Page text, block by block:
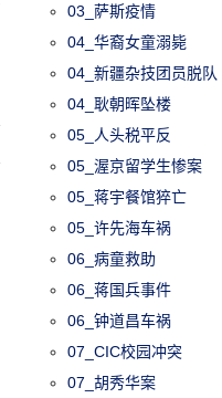
03_萨斯疫情
04_华裔女童溺毙
04_新疆杂技团员脱队
04_耿朝晖坠楼
05_人头税平反
05_渥京留学生惨案
05_蒋宇餐馆猝亡
05_许先海车祸
06_病童救助
06_蒋国兵事件
06_钟道昌车祸
07_CIC校园冲突
07_胡秀华案